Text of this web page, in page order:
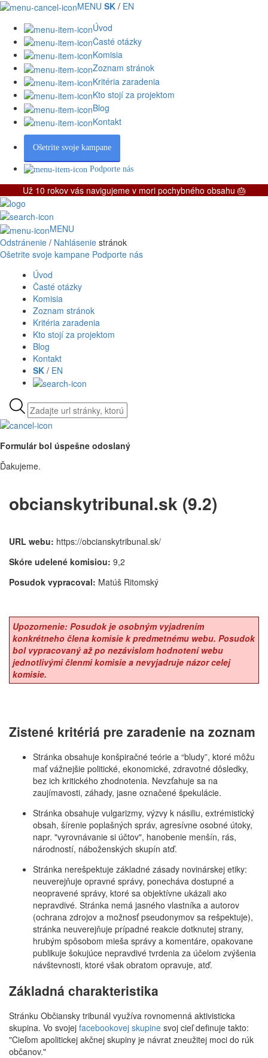
MENU SK / EN
Úvod
Časté otázky
Komisia
Zoznam stránok
Kritéria zaradenia
Kto stojí za projektom
Blog
Kontakt
Ošetrite svoje kampane
Podporte nás
Už 10 rokov vás navigujeme v mori pochybného obsahu 🎂
MENU
Odstránenie / Nahlásenie stránok
Ošetrite svoje kampane Podporte nás
Úvod
Časté otázky
Komisia
Zoznam stránok
Kritéria zaradenia
Kto stojí za projektom
Blog
Kontakt
SK / EN
Formulár bol úspešne odoslaný
Ďakujeme.
obcianskytribunal.sk (9.2)
URL webu: https://obcianskytribunal.sk/
Skóre udelené komisiou: 9,2
Posudok vypracoval: Matúš Ritomský
Upozornenie: Posudok je osobným vyjadrením
konkrétneho člena komisie k predmetnému webu. Posudok
bol vypracovaný až po nezávislom hodnotení webu
jednotlivými členmi komisie a nevyjadruje názor celej
komisie.
Zistené kritériá pre zaradenie na zoznam
Stránka obsahuje konšpiračné teórie a “bludy”, ktoré môžu
mať vážnejšie politické, ekonomické, zdravotné dôsledky,
bez ich kritického zhodnotenia. Nevzťahuje sa na
zaujímavosti, záhady, jasne označené špekulácie.
Stránka obsahuje vulgarizmy, výzvy k násiliu, extrémistický
obsah, šírenie poplašných správ, agresívne osobné útoky,
napr. "vyrovnávanie si účtov", hanobenie menšín, rás,
národností, náboženských skupín atď.
Stránka nerešpektuje základné zásady novinárskej etiky:
neuverejňuje opravné správy, ponecháva dostupné a
neopravené správy, ktoré sa objektívne ukázali ako
nepravdivé. Stránka nemá jasného vlastníka a autorov
(ochrana zdrojov a možnosť pseudonymov sa rešpektuje),
stránka neuverejňuje prípadné reakcie dotknutej strany,
hrubým spôsobom mieša správy a komentáre, opakovane
publikuje šokujúce nepravdivé tvrdenia za účelom zvýšenia
návštevnosti, ktoré však obratom opravuje, atď.
Základná charakteristika
Stránku Občiansky tribunál využíva rovnomenná aktivisticka
skupina. Vo svojej facebookovej skupine svoj cieľ definuje takto:
"Cieľom apolitickej akčnej skupiny je návrat zneužitej moci do rúk
občanov."